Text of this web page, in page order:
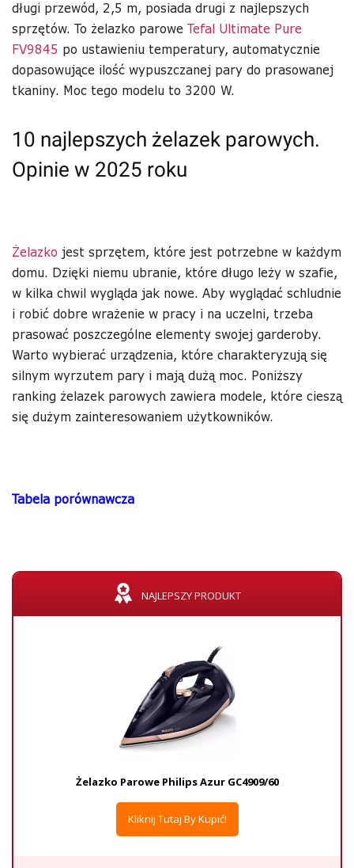
długi przewód, 2,5 m, posiada drugi z najlepszych
sprzętów. To żelazko parowe Tefal Ultimate Pure
FV9845 po ustawieniu temperatury, automatycznie
dopasowujące ilość wypuszczanej pary do prasowanej
tkaniny. Moc tego modelu to 3200 W.
10 najlepszych żelazek parowych.
Opinie w 2025 roku
Żelazko jest sprzętem, które jest potrzebne w każdym
domu. Dzięki niemu ubranie, które długo leży w szafie,
w kilka chwil wygląda jak nowe. Aby wyglądać schludnie
i robić dobre wrażenie w pracy i na uczelni, trzeba
prasować poszczególne elementy swojej garderoby.
Warto wybierać urządzenia, które charakteryzują się
silnym wyrzutem pary i mają dużą moc. Poniższy
ranking żelazek parowych zawiera modele, które cieszą
się dużym zainteresowaniem użytkowników.
Tabela porównawcza
NAJLEPSZY PRODUKT
Żelazko Parowe Philips Azur GC4909/60
Kliknij Tutaj By Kupić!